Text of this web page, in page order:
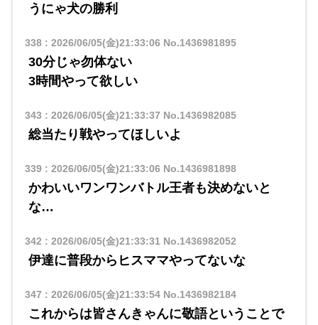
うにゃ犬の勝利
338: 2026/06/05(金)21:33:06 No.1436981895
30分じゃ勿体ない
3時間やって欲しい
343 : 2026/06/05(金)21:33:37 No.1436982085
総当たり戦やってほしいよ
339: 2026/06/05(金)21:33:06 No.1436981898
かわいいワンワンバトル王者も決めないと
な…
342 : 2026/06/05(金)21:33:31 No.1436982052
伊達に普段からヒスママやってないな
347 : 2026/06/05(金)21:33:54No.1436982184
これからは皆さんきゃんに敬語ということで